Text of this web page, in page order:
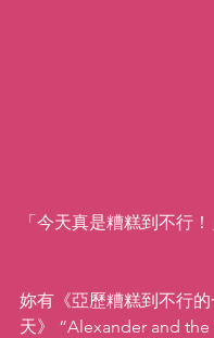
「今天真是糟糕到不行！
妳有《亞歷糟糕到不行的
天》 “Alexander and the